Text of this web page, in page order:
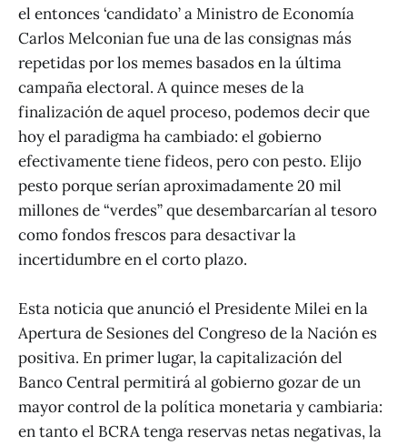
el entonces ‘candidato’ a Ministro de Economía
Carlos Melconian fue una de las consignas más
repetidas por los memes basados en la última
campaña electoral. A quince meses de la
finalización de aquel proceso, podemos decir que
hoy el paradigma ha cambiado: el gobierno
efectivamente tiene fideos, pero con pesto. Elijo
pesto porque serían aproximadamente 20 mil
millones de “verdes” que desembarcarían al tesoro
como fondos frescos para desactivar la
incertidumbre en el corto plazo.
Esta noticia que anunció el Presidente Milei en la
Apertura de Sesiones del Congreso de la Nación es
positiva. En primer lugar, la capitalización del
Banco Central permitirá al gobierno gozar de un
mayor control de la política monetaria y cambiaria:
en tanto el BCRA tenga reservas netas negativas, la